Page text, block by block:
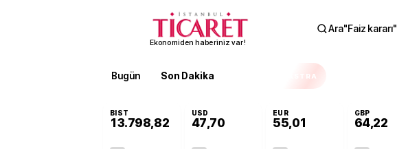
Ekonomiden haberiniz var!
Ara"Faiz kararı"
Bugün Son Dakika EKSTRA
BIST
13.798,82
USD
47,70
EUR
55,01
GBP
64,22